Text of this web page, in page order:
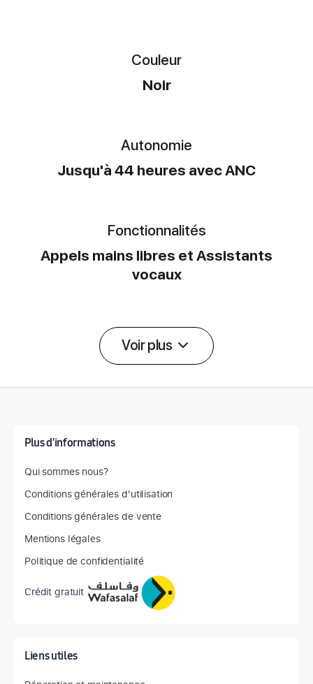
Couleur
Noir
Autonomie
Jusqu'à 44 heures avec ANC
Fonctionnalités
Appels mains libres et Assistants
vocaux
Voir plus
Plus d'informations
Qui sommes nous?
Conditions générales d'utilisation
Conditions générales de vente
Mentions légales
Politique de confidentialité
Crédit gratuit
Liens utiles